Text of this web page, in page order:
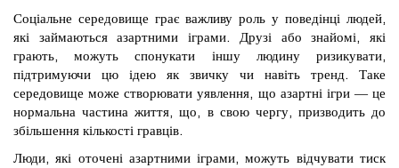
Соціальне середовище грає важливу роль у поведінці людей,
які займаються азартними іграми. Друзі або знайомі, які
грають, можуть спонукати іншу людину ризикувати,
підтримуючи цю ідею як звичку чи навіть тренд. Таке
середовище може створювати уявлення, що азартні ігри — це
нормальна частина життя, що, в свою чергу, призводить до
збільшення кількості гравців.
Люди, які оточені азартними іграми, можуть відчувати тиск